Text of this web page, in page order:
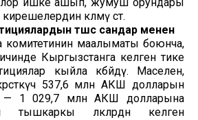
ишке ашып, жумуш орундары
көлөмү өсөт.
түшүүсү сандар менен
комитетинин маалыматы боюнча,
Кыргызстанга келген тике
кыйла көбөйдү. Маселен,
537,6 млн АКШ долларын
— 1 029,7 млн АКШ долларына
өлкөлөрдөн келген